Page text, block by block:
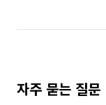
자주 묻는 질문